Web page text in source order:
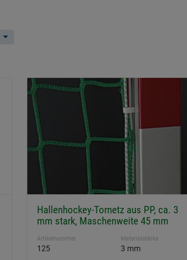
Hallenhockey-Tornetz aus PP, ca. 3
mm stark, Maschenweite 45 mm
Artikelnummer
125
Materialstärke
3 mm